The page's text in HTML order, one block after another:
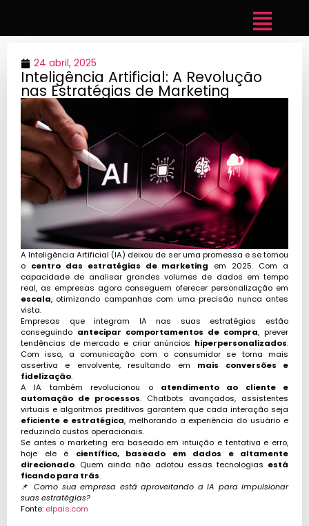
24 abril, 2025
Inteligência Artificial: A Revolução
nas Estratégias de Marketing
A Inteligência Artificial (IA) deixou de ser uma promessa e se tornou
o centro das estratégias de marketing em 2025. Com a
capacidade de analisar grandes volumes de dados em tempo
real, as empresas agora conseguem oferecer personalização em
escala, otimizando campanhas com uma precisão nunca antes
vista.
Empresas que integram IA nas suas estratégias estão
conseguindo antecipar comportamentos de compra, prever
tendências de mercado e criar anúncios hiperpersonalizados.
Com isso, a comunicação com o consumidor se torna mais
assertiva e envolvente, resultando em mais conversões e
fidelização.
A IA também revolucionou o atendimento ao cliente e
automação de processos. Chatbots avançados, assistentes
virtuais e algoritmos preditivos garantem que cada interação seja
eficiente e estratégica, melhorando a experiência do usuário e
reduzindo custos operacionais.
Se antes o marketing era baseado em intuição e tentativa e erro,
hoje ele é científico, baseado em dados e altamente
direcionado. Quem ainda não adotou essas tecnologias está
ficando para trás.
📌 Como sua empresa está aproveitando a IA para impulsionar
suas estratégias?
Fonte: elpais.com